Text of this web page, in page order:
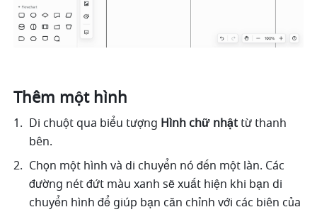
Thêm một hình
Di chuột qua biểu tượng Hình chữ nhật từ thanh
bên.
Chọn một hình và di chuyển nó đến một làn. Các
đường nét đứt màu xanh sẽ xuất hiện khi bạn di
chuyển hình để giúp bạn căn chỉnh với các biên của